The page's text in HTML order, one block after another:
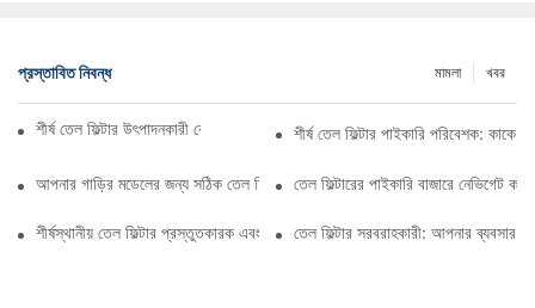
প্রস্তাবিত নিবন্ধ খবর
মামলা
শীর্ষ তেল ফিল্টার উৎপাদনকারী কোম্পানি: একটি বিস্তৃত সারসংক্ষেপশীর্ষ তেল ফিল্টার পাইকারি পরিবেশক: কাকে
আপনার গাড়ির মডেলের জন্য সঠিক তেল ফিল্টার নির্বাচন করা: মূল বিবেচ্য বিষয়গুলি
তেল ফিল্টারের পাইকারি বাজারে নেভিগেট
শীর্ষস্থানীয় তেল ফিল্টার প্রস্তুতকারক এবং তাদের উদ্ভাবনের উপর স্পটলাইট
তেল ফিল্টার সরবরাহকারী: আপনার ব্যবসার